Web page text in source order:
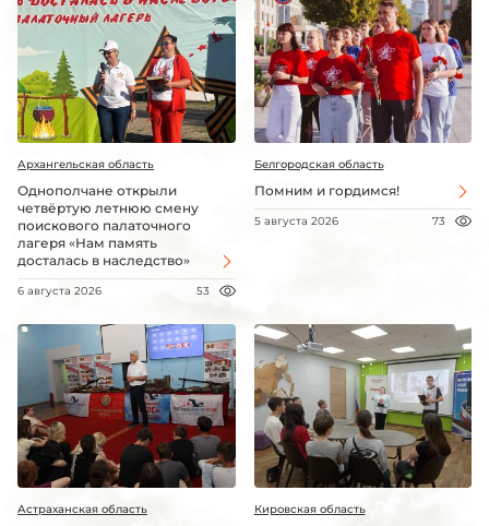
Архангельская область
Однополчане открыли
четвёртую летнюю смену
поискового палаточного
лагеря «Нам память
досталась в наследство»
6 августа 2026 53
Белгородская область
Помним и гордимся!
5 августа 2026 73
Астраханская область Кировская область